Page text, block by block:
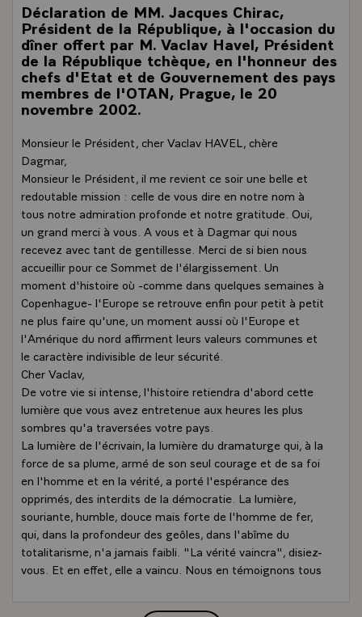
Déclaration de MM. Jacques Chirac,
Président de la République, à l'occasion du
dîner offert par M. Vaclav Havel, Président
de la République tchèque, en l'honneur des
chefs d'Etat et de Gouvernement des pays
membres de l'OTAN, Prague, le 20
novembre 2002.
Monsieur le Président, cher Vaclav HAVEL, chère
Dagmar,
Monsieur le Président, il me revient ce soir une belle et
redoutable mission : celle de vous dire en notre nom à
tous notre admiration profonde et notre gratitude. Oui,
un grand merci à vous. A vous et à Dagmar qui nous
recevez avec tant de gentillesse. Merci de si bien nous
accueillir pour ce Sommet de l'élargissement. Un
moment d'histoire où -comme dans quelques semaines à
Copenhague- l'Europe se retrouve enfin pour petit à petit
ne plus faire qu'une, un moment aussi où l'Europe et
l'Amérique du nord affirment leurs valeurs communes et
le caractère indivisible de leur sécurité.
Cher Vaclav,
De votre vie si intense, l'histoire retiendra d'abord cette
lumière que vous avez entretenue aux heures les plus
sombres qu'a traversées votre pays.
La lumière de l'écrivain, la lumière du dramaturge qui, à la
force de sa plume, armé de son seul courage et de sa foi
en l'homme et en la vérité, a porté l'espérance des
opprimés, des interdits de la démocratie. La lumière,
souriante, humble, douce mais forte de l'homme de fer,
qui, dans la profondeur des geôles, dans l'abîme du
totalitarisme, n'a jamais faibli. "La vérité vaincra", disiez-
vous. Et en effet, elle a vaincu. Nous en témoignons tous